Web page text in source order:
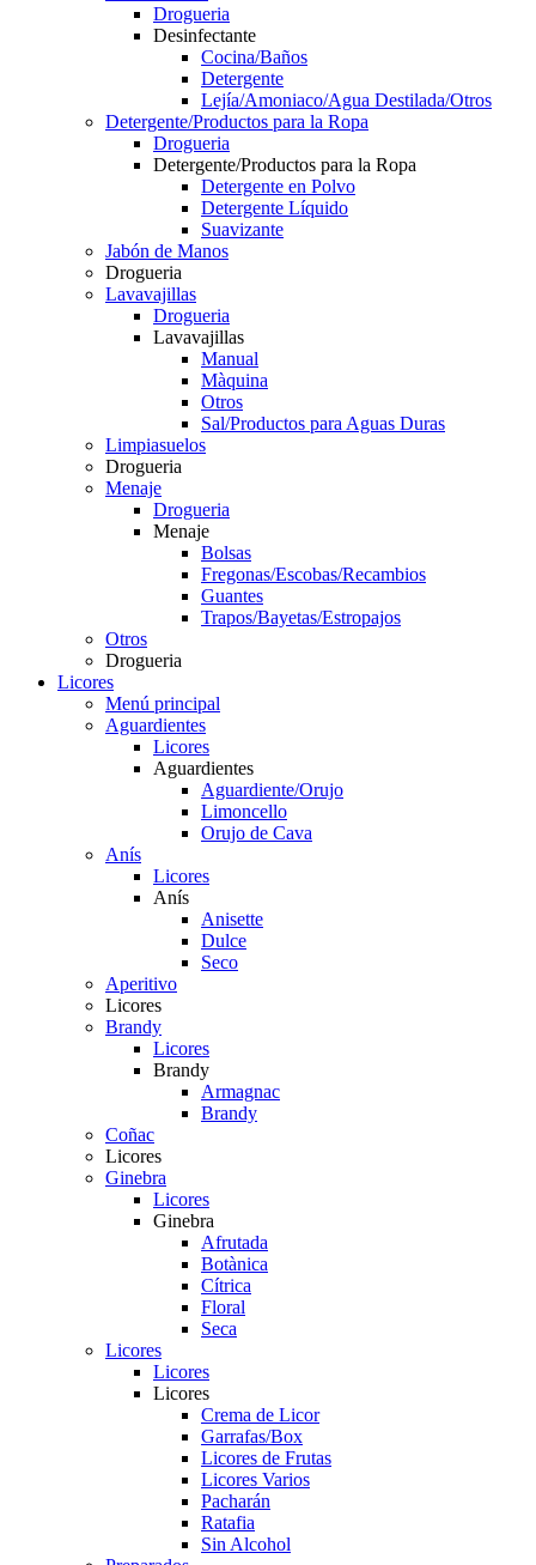
Drogueria
Desinfectante
Cocina/Baños
Detergente
Lejía/Amoniaco/Agua Destilada/Otros
Detergente/Productos para la Ropa
Drogueria
Detergente/Productos para la Ropa
Detergente en Polvo
Detergente Líquido
Suavizante
Jabón de Manos
Drogueria
Lavavajillas
Drogueria
Lavavajillas
Manual
Màquina
Otros
Sal/Productos para Aguas Duras
Limpiasuelos
Drogueria
Menaje
Drogueria
Menaje
Bolsas
Fregonas/Escobas/Recambios
Guantes
Trapos/Bayetas/Estropajos
Otros
Drogueria
Licores
Menú principal
Aguardientes
Licores
Aguardientes
Aguardiente/Orujo
Limoncello
Orujo de Cava
Anís
Licores
Anís
Anisette
Dulce
Seco
Aperitivo
Licores
Brandy
Licores
Brandy
Armagnac
Brandy
Coñac
Licores
Ginebra
Licores
Ginebra
Afrutada
Botànica
Cítrica
Floral
Seca
Licores
Licores
Licores
Crema de Licor
Garrafas/Box
Licores de Frutas
Licores Varios
Pacharán
Ratafia
Sin Alcohol